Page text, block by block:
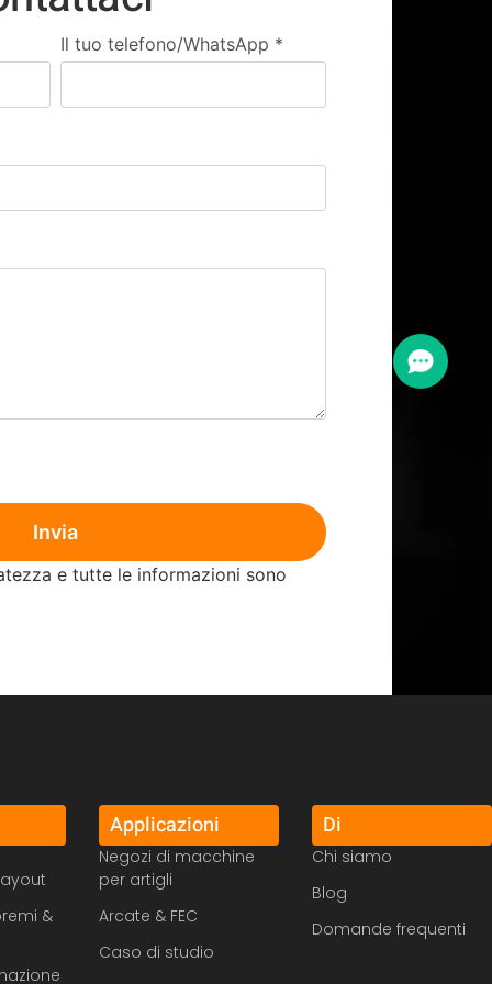
Il tuo telefono/WhatsApp *
Invia
e tutte le informazioni sono
&
Applicazioni
Negozi di macchine
per artigli
Arcate & FEC
Caso di studio
Di
Chi siamo
Blog
Domande frequenti